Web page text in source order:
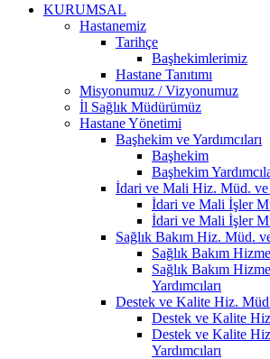
KURUMSAL
Hastanemiz
Tarihçe
Başhekimlerimiz
Hastane Tanıtımı
Misyonumuz / Vizyonumuz
İl Sağlık Müdürümüz
Hastane Yönetimi
Başhekim ve Yardımcıları
Başhekim
Başhekim
İdari ve Mali Hiz. Müd.
İdari ve Mali İşler
İdari ve Mali İşler
Sağlık Bakım Hiz. Müd.
Sağlık Bakım
Sağlık Bakım
Yardımcıları
Destek ve Kalite Hiz.
Destek ve Kalite
Destek ve Kalite
Yardımcıları